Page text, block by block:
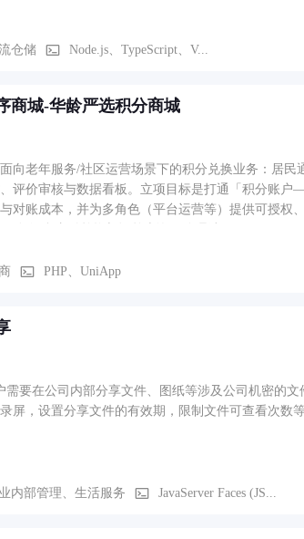
仓储 Node.js、TypeScript、V...
商城-华龄严选积分商城
向老年服务/社区运营场景下的积分兑换业务：居
评价审核与数据看板。立项目标是打通「积分账
对账成本，并为多角色（平台运营等）提供可授权
据范围与插件化积分商城包（points_mall）。另含
PHP、UniApp
需要在公司内部分享文件、图纸等涉及公司机密的
屏，设置分享文件的有效期，限制文件可查看次数
内部管理、生活服务 JavaServer Faces (JS...